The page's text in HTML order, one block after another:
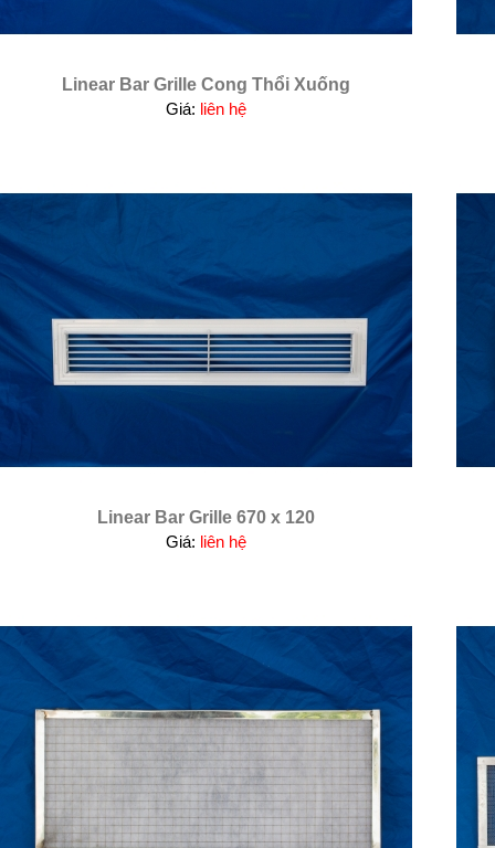
Linear Bar Grille Cong Thổi Xuống
Giá: liên hệ
Linear Bar Grille 670 x 120
Giá: liên hệ